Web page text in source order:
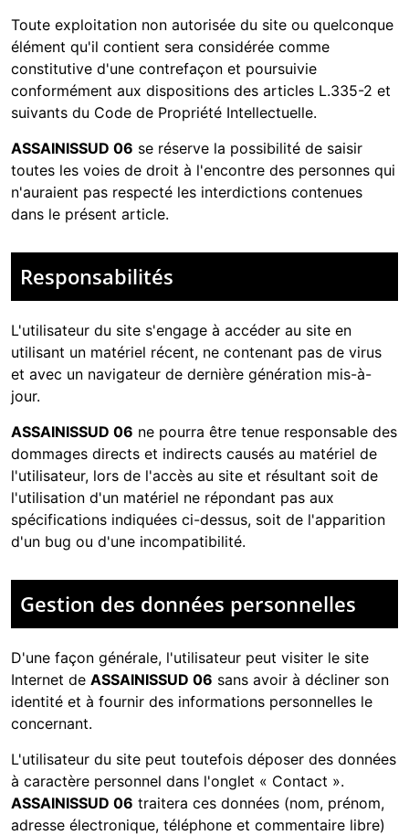
Toute exploitation non autorisée du site ou quelconque
élément qu'il contient sera considérée comme
constitutive d'une contrefaçon et poursuivie
conformément aux dispositions des articles L.335-2 et
suivants du Code de Propriété Intellectuelle.
ASSAINISSUD 06 se réserve la possibilité de saisir
toutes les voies de droit à l'encontre des personnes qui
n'auraient pas respecté les interdictions contenues
dans le présent article.
Responsabilités
L'utilisateur du site s'engage à accéder au site en
utilisant un matériel récent, ne contenant pas de virus
et avec un navigateur de dernière génération mis-à-
jour.
ASSAINISSUD 06 ne pourra être tenue responsable des
dommages directs et indirects causés au matériel de
l'utilisateur, lors de l'accès au site et résultant soit de
l'utilisation d'un matériel ne répondant pas aux
spécifications indiquées ci-dessus, soit de l'apparition
d'un bug ou d'une incompatibilité.
Gestion des données personnelles
D'une façon générale, l'utilisateur peut visiter le site
Internet de ASSAINISSUD 06 sans avoir à décliner son
identité et à fournir des informations personnelles le
concernant.
L'utilisateur du site peut toutefois déposer des données
à caractère personnel dans l'onglet « Contact ».
ASSAINISSUD 06 traitera ces données (nom, prénom,
adresse électronique, téléphone et commentaire libre)